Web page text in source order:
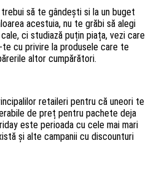
să te gândești si la un buget
acestuia, nu te grăbi să alegi
ci studiază puțin piața, vezi care
cu privire la produsele care te
altor cumpărători.
retaileri pentru că uneori te
de preț pentru pachete deja
este perioada cu cele mai mari
și alte campanii cu discounturi